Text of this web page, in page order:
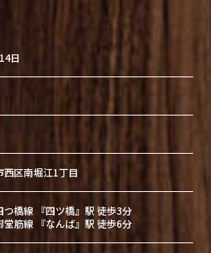
日
西区南堀江1丁目
つ橋線 『四ツ橋』駅 徒歩3分
堂筋線 『なんば』駅 徒歩6分